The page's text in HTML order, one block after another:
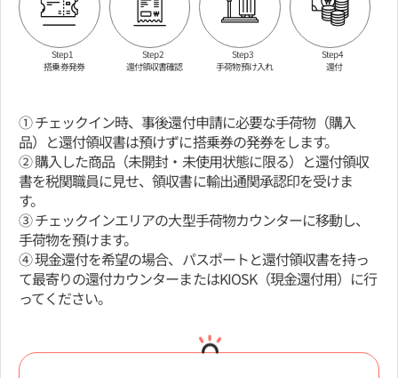
Step 1
搭乗券発券
Step 2
還付領収書確認
Step 3
手荷物預け入れ
Step 4
還付
① チェックイン時、事後還付申請に必要な手荷物（購入
品）と還付領収書は預けずに搭乗券の発券をします。
② 購入した商品（未開封・未使用状態に限る）と還付領収
書を税関職員に見せ、領収書に輸出通関承認印を受けま
す。
③ チェックインエリアの大型手荷物カウンターに移動し、
手荷物を預けます。
④ 現金還付を希望の場合、パスポートと還付領収書を持っ
て最寄りの還付カウンターまたはKIOSK（現金還付用）に行
ってください。